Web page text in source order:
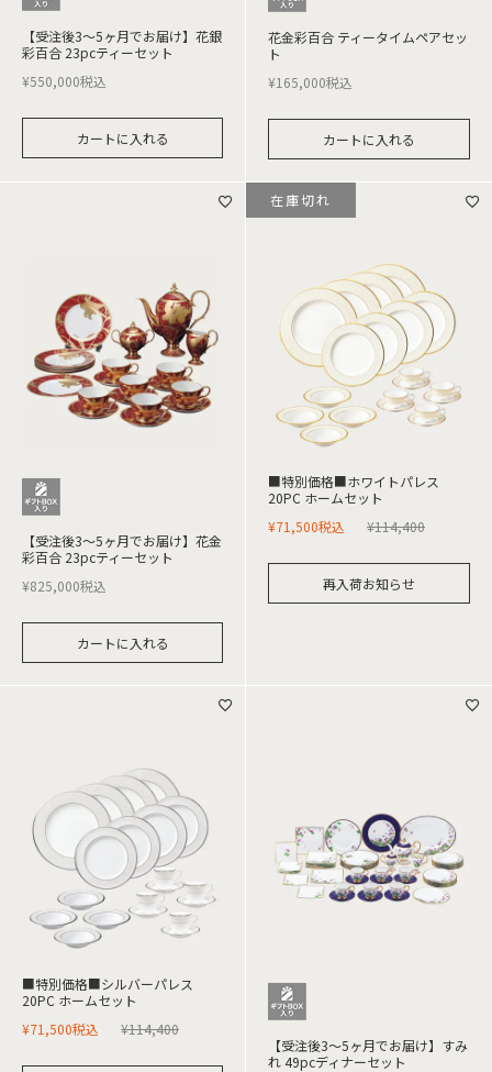
【受注後3～5ヶ月でお届け】花銀
彩百合 23pcティーセット
¥550,000税込
カートに入れる
花金彩百合 ティータイムペアセッ
ト
¥165,000税込
カートに入れる
【受注後3～5ヶ月でお届け】花金
彩百合 23pcティーセット
¥825,000税込
カートに入れる
■特別価格■ホワイトパレス
20PC ホームセット
¥114,400
¥71,500税込
再入荷お知らせ
在庫切れ
■特別価格■シルバーパレス
20PC ホームセット
¥114,400
¥71,500税込
【受注後3～5ヶ月でお届け】すみ
れ 49pcディナーセット